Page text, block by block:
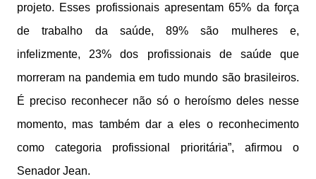
projeto. Esses profissionais apresentam 65% da força
de trabalho da saúde, 89% são mulheres e,
infelizmente, 23% dos profissionais de saúde que
morreram na pandemia em tudo mundo são brasileiros.
É preciso reconhecer não só o heroísmo deles nesse
momento, mas também dar a eles o reconhecimento
como categoria profissional prioritária”, afirmou o
Senador Jean.